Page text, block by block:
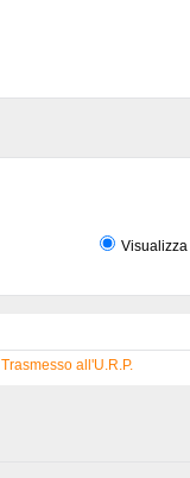
Visualizza
Trasmesso all'U.R.P.